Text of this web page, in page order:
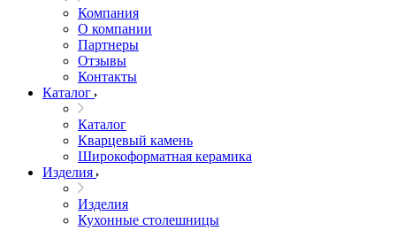
Компания
О компании
Партнеры
Отзывы
Контакты
Каталог
Каталог
Кварцевый камень
Широкоформатная керамика
Изделия
Изделия
Кухонные столешницы